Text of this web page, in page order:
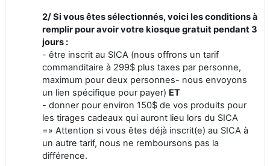
2/ Si vous êtes sélectionnés, voici les conditions à
remplir pour avoir votre kiosque gratuit pendant 3
jours :
- être inscrit au SICA (nous offrons un tarif
commanditaire à 299$ plus taxes par personne,
maximum pour deux personnes- nous envoyons
un lien spécifique pour payer) ET
- donner pour environ 150$ de vos produits pour
les tirages cadeaux qui auront lieu lors du SICA
=» Attention si vous êtes déjà inscrit(e) au SICA à
un autre tarif, nous ne remboursons pas la
différence.